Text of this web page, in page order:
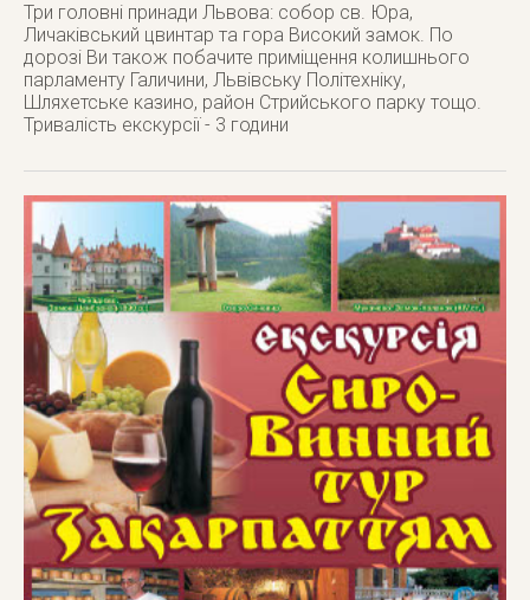
Три головні принади Львова: собор св. Юра,
Личаківський цвинтар та гора Високий замок. По
дорозі Ви також побачите приміщення колишнього
парламенту Галичини, Львівську Політехніку,
Шляхетське казино, район Стрийського парку тощо.
Тривалість екскурсії - 3 години